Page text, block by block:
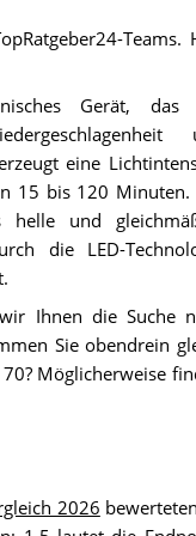
Teams.
Gerät, das
eine
15 bis 120 Minuten.
und
die LED-
Ihnen die Suche
Sie obendrein
Möglicherweise
2026